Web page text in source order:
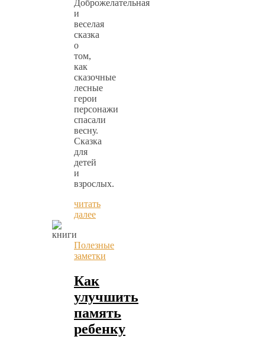
Доброжелательная
и
веселая
сказка
о
том,
как
сказочные
лесные
герои
персонажи
спасали
весну.
Сказка
для
детей
и
взрослых.
читать
далее
Полезные
заметки
Как
улучшить
память
ребенку